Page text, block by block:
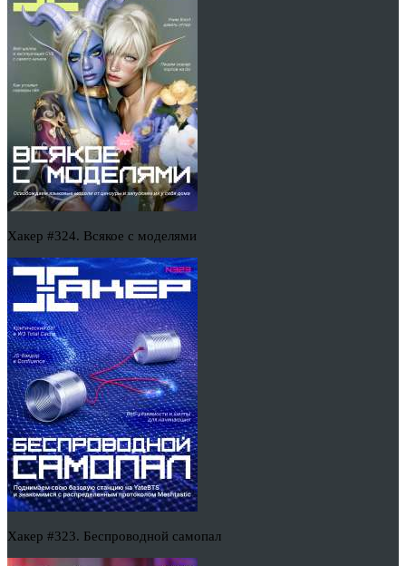
Хакер #324. Всякое с моделями
Хакер #323. Беспроводной самопал